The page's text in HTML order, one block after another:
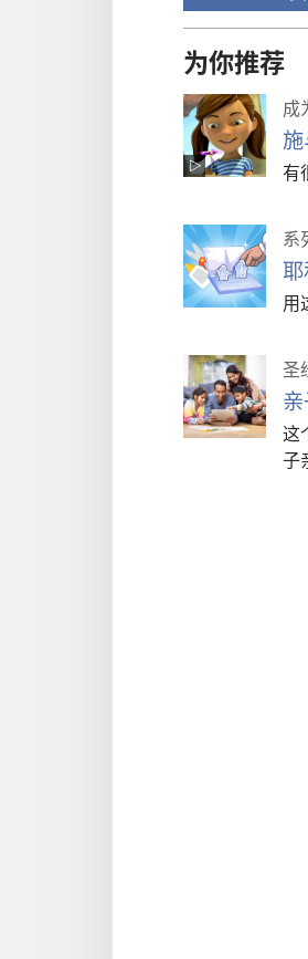
为你推荐
成
有
系
用
圣
这
子